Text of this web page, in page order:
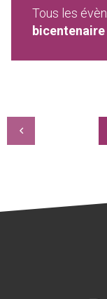
Tous les
bicentenaire